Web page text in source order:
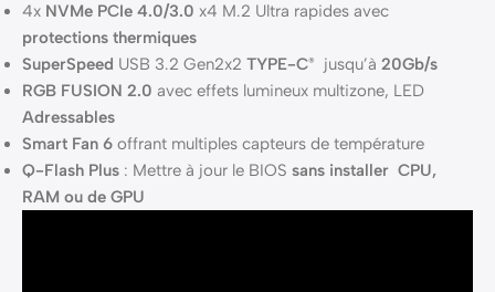
4x NVMe PCIe 4.0/3.0 x4 M.2 Ultra rapides avec
protections thermiques
SuperSpeed USB 3.2 Gen2x2 TYPE-C® jusqu’à 20Gb/s
RGB FUSION 2.0 avec effets lumineux multizone, LED
Adressables
Smart Fan 6 offrant multiples capteurs de température
Q-Flash Plus : Mettre à jour le BIOS sans installer CPU,
RAM ou de GPU